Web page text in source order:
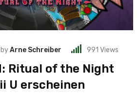
byArne Schreiber 991 Views
Ritual of the Night
U erscheinen